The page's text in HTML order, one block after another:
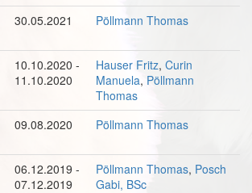
30.05.2021 Pöllmann Thomas
10.10.2020 -
11.10.2020
Hauser Fritz, Curin
Manuela, Pöllmann
Thomas
09.08.2020 Pöllmann Thomas
06.12.2019 -
07.12.2019
Pöllmann Thomas, Posch
Gabi, BSc